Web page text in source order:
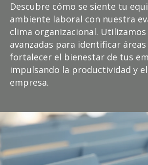
Descubre cómo se siente tu
ambiente laboral con nuestra
clima organizacional.
avanzadas para identificar
fortalecer el bienestar de tus
impulsando la productividad y
empresa.